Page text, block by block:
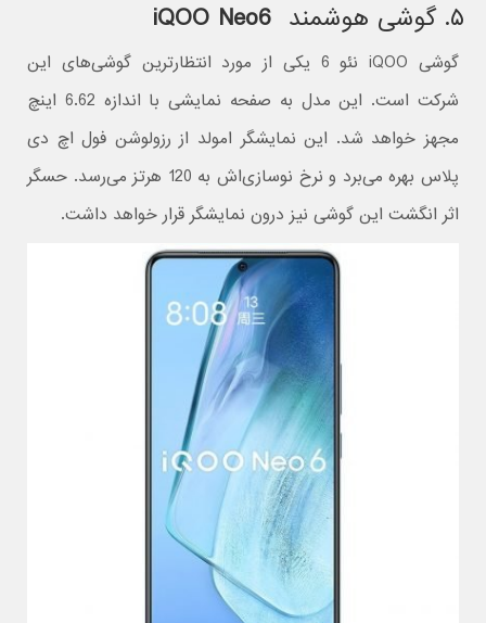
۵. گوشی هوشمند iQOO Neo6
گوشی iQOO نئو 6 یکی از مورد انتظارترین گوشی‌های این
شرکت است. این مدل به صفحه نمایشی با اندازه 6.62 اینچ
مجهز خواهد شد. این نمایشگر امولد از رزولوشن فول اچ دی
پلاس بهره می‌برد و نرخ نوسازی‌اش به 120 هرتز می‌رسد. حسگر
اثر انگشت این گوشی نیز درون نمایشگر قرار خواهد داشت.